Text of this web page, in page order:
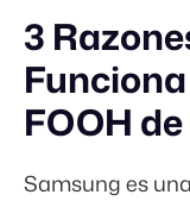
3
FOOH
Samsung es